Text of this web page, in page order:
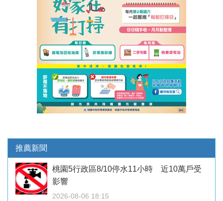
推薦新聞
桃園5行政區8/10停水11小時 近10萬戶受
影響
2026-08-06 18:15